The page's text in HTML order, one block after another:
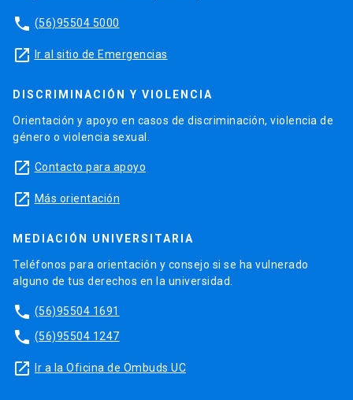
phone (56)95504 5000
launch Ir al sitio de Emergencias
DISCRIMINACIÓN Y VIOLENCIA
Orientación y apoyo en casos de discriminación, violencia de
género o violencia sexual.
launch Contacto para apoyo
launch Más orientación
MEDIACIÓN UNIVERSITARIA
Teléfonos para orientación y consejo si se ha vulnerado
alguno de tus derechos en la universidad.
phone (56)95504 1691
phone (56)95504 1247
launch Ir a la Oficina de Ombuds UC